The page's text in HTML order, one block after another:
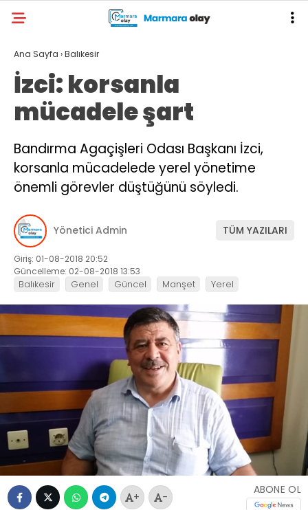
Ana Sayfa ›Balıkesir
İzci: korsanla
mücadele şart
Bandırma Agaçişleri Odası Başkanı İzci,
korsanla mücadelede yerel yönetime
önemli görevler düştüğünü söyledi.
Yönetici Admin TÜM YAZILARI
Giriş: 01-08-2018 20:52
Güncelleme: 02-08-2018 13:53
Balıkesir Genel Güncel Manşet Yerel
+ -
ABONE OL